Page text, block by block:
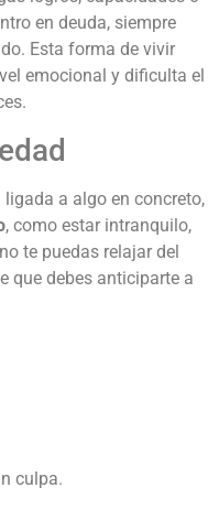
en deuda, siempre
Esta forma de vivir
emocional y dificulta el
a algo en concreto,
, como estar intranquilo,
te puedas relajar del
que debes anticiparte a
culpa.